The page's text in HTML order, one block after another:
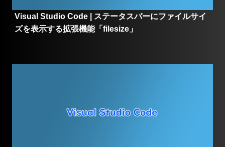
Visual Studio Code | ステータスバーにファイルサイ
ズを表示する拡張機能「filesize」